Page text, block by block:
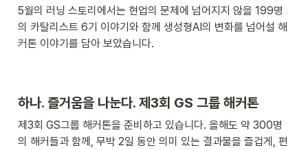
5월의 러닝 스토리에서는 현업의 문제에 넘어지지 않을 199명
의 카탈리스트 6기 이야기와 함께 생성형AI의 변화를 넘어설 해
커톤 이야기를 담아 보았습니다.
하나. 즐거움을 나눈다. 제3회 GS 그룹 해커톤
제3회 GS그룹 해커톤을 준비하고 있습니다. 올해도 약 300명
의 해커들과 함께, 무박 2일 동안 의미 있는 결과물을 즐겁게, 편